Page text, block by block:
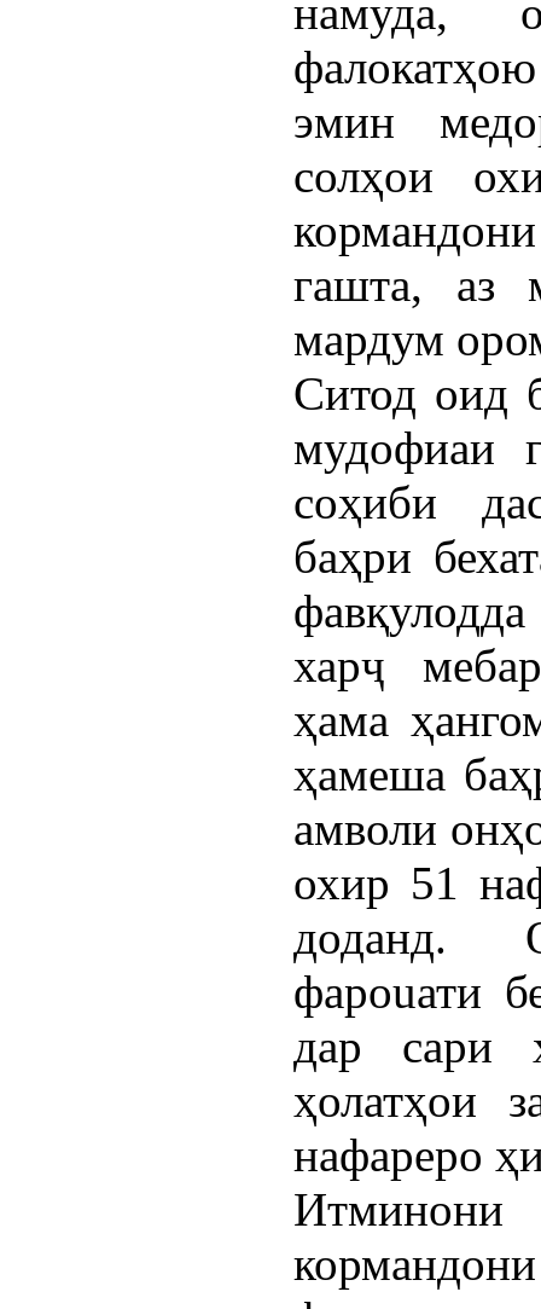
намуда,
эмин
солҳои
гашта, аз
мардум
Ситод оид
мудофиаи
соҳиби
баҳри
харҷ
ҳама
ҳамеша
амволи
охир 51
доданд.
фароuати
дар сари
ҳолатҳои
нафареро